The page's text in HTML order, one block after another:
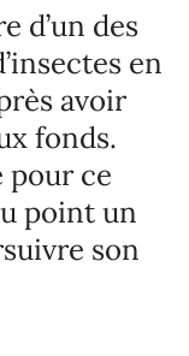
d’un des
en
avoir
fonds.
pour ce
point un
son